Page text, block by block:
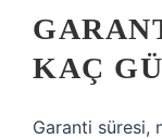
KAÇ
Garanti süresi,